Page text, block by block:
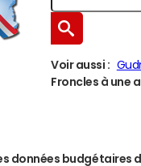
Voir aussi :
Froncles à une
données budgétaires